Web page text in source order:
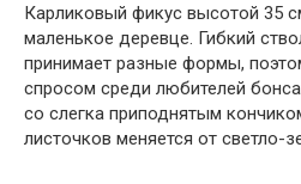
Карликовый фикус высотой 35
маленькое деревце. Гибкий
принимает разные формы,
спросом среди любителей
со слегка приподнятым
листочков меняется от светло-